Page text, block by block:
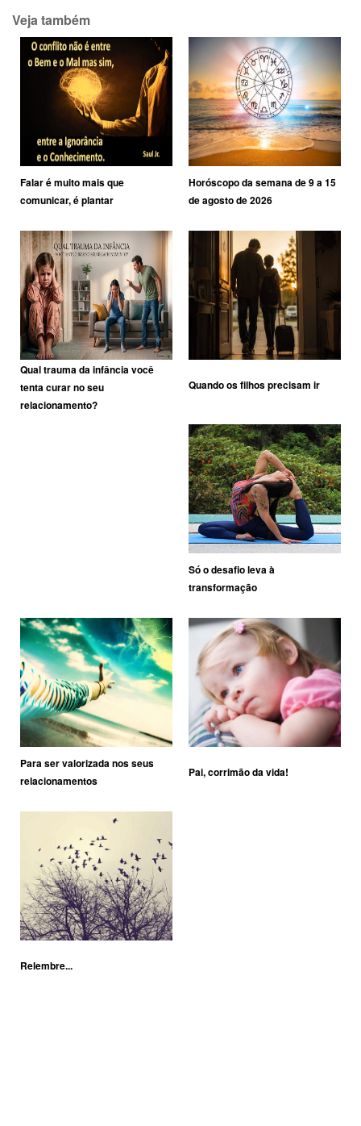
Veja também
Falar é muito mais que
comunicar, é plantar
Horóscopo da semana de 9 a 15
de agosto de 2026
Qual trauma da infância você
tenta curar no seu
relacionamento?
Quando os filhos precisam ir
Só o desafio leva à
transformação
Para ser valorizada nos seus
relacionamentos
Pai, corrimão da vida!
Relembre...